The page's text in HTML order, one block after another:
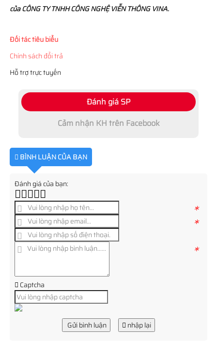
của CÔNG TY TNHH CÔNG NGHỆ VIỄN THÔNG VINA.
Đối tác tiêu biểu
Chính sách đổi trả
Hỗ trợ trực tuyến
Đánh giá SP
Cảm nhận KH trên Facebook
BÌNH LUẬN CỦA BẠN
Đánh giá của bạn:
*
*
*
Captcha
Gửi bình luận nhập lại